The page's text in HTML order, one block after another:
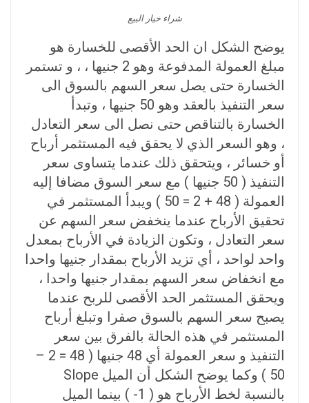
شراء خيار البيع
يوضح الشكل ان الحد الأقصى للخسارة هو
مبلغ العمولة المدفوعة وهو 2 جنيها ، ، و تستمر
الخسارة حتى يصل سعر السهم بالسوق الى
سعر التنفيذ بالعقد وهو 50 جنيها ، وتبدأ
الخسارة بالتناقص حتى نصل الى سعر التعادل
، وهو السعر الذي لا يحقق فيه المستثمر أرباح
أو خسائر ، ويتحقق ذلك عندما يتساوى سعر
التنفيذ ( 50 جنيها ) مع سعر السوق مضافا إليه
العمولة ( 48 + 2 = 50 ) ويبدأ المستثمر في
تحقيق الأرباح عندما ينخفض سعر السهم عن
سعر التعادل ، وتكون الزيادة في الأرباح بمعدل
واحد لواحد ، أي تزيد الأرباح بمقدار جنيها واحدا
مع انخفاض سعر السهم بمقدار جنيها واحدا ،
ويحقق المستثمر الحد الأقصى للربح عندما
يصبح سعر السهم بالسوق صفرا وتبلغ أرباح
المستثمر في هذه الحالة بالفرق بين سعر
التنفيذ و سعر العمولة أي 48 جنيها ( 48 = 2 –
50 ) وكما يوضح الشكل أن الميل Slope
بالنسبة لخط الأرباح هو ( 1- ) بينما الميل